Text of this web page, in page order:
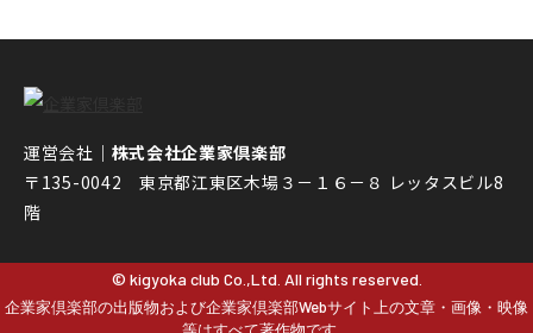
運営会社｜ 株式会社企業家倶楽部
〒135-0042 東京都江東区木場３－１６－８ レッタスビル8
階
© kigyoka club Co.,Ltd. All rights reserved.
企業家倶楽部の出版物および企業家倶楽部Webサイト上の文章・画像・映像